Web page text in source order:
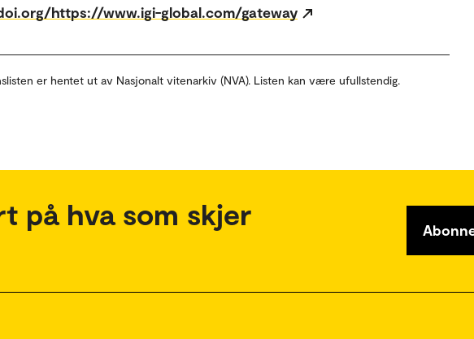
https://www.igi-global.com/gateway
er hentet ut av Nasjonalt vitenarkiv (NVA). Listen kan være ufullstendig.
på hva som skjer